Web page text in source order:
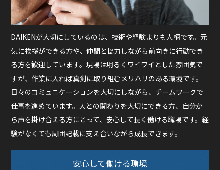
DAIKENが大切にしているのは、技術や経験よりも人柄です。元
気に挨拶ができる方や、仲間と協力しながら前向きに行動でき
る方を歓迎しています。現場は明るくワイワイとした雰囲気で
すが、作業に入れば真剣に取り組むメリハリのある環境です。
日々のコミュニケーションを大切にしながら、チームワークで
仕事を進めています。人との関わりを大切にできる方、自分か
ら声を掛け合える方にとって、安心して長く働ける職場です。経
験がなくても周囲記載に支え合いながら成長できます。
安心して働ける環境